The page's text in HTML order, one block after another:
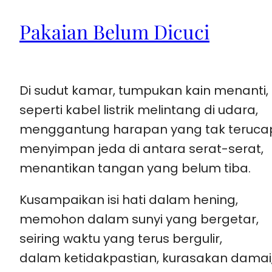
Pakaian Belum Dicuci
Di sudut kamar, tumpukan kain menanti,
seperti kabel listrik melintang di udara,
menggantung harapan yang tak
menyimpan jeda di antara serat-serat,
menantikan tangan yang belum tiba.
Kusampaikan isi hati dalam hening,
memohon dalam sunyi yang bergetar,
seiring waktu yang terus bergulir,
dalam ketidakpastian, kurasakan